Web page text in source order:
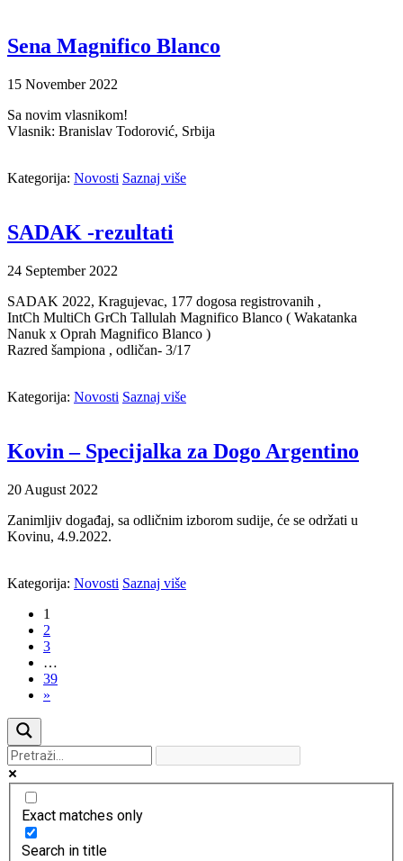
Sena Magnifico Blanco
15 November 2022
Sa novim vlasnikom!
Vlasnik: Branislav Todorović, Srbija
Kategorija: Novosti Saznaj više
SADAK -rezultati
24 September 2022
SADAK 2022, Kragujevac, 177 dogosa registrovanih ,
IntCh MultiCh GrCh Tallulah Magnifico Blanco ( Wakatanka
Nanuk x Oprah Magnifico Blanco )
Razred šampiona , odličan- 3/17
Kategorija: Novosti Saznaj više
Kovin – Specijalka za Dogo Argentino
20 August 2022
Zanimljiv događaj, sa odličnim izborom sudije, će se održati u
Kovinu, 4.9.2022.
Kategorija: Novosti Saznaj više
1
2
3
…
39
»
Exact matches only
Search in title